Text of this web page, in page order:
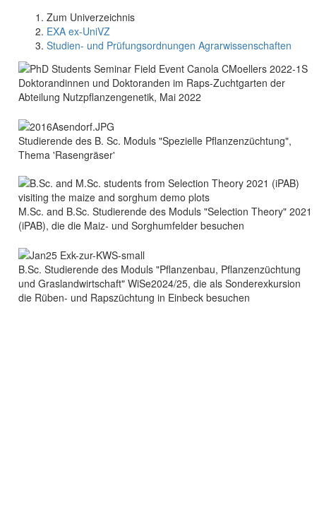
Zum Univerzeichnis
EXA ex-UniVZ
Studien- und Prüfungsordnungen Agrarwissenschaften
Doktorandinnen und Doktoranden im Raps-Zuchtgarten der
Abteilung Nutzpflanzengenetik, Mai 2022
Studierende des B. Sc. Moduls "Spezielle Pflanzenzüchtung",
Thema 'Rasengräser'
M.Sc. and B.Sc. Studierende des Moduls "Selection Theory" 2021
(iPAB), die die Maiz- und Sorghumfelder besuchen
B.Sc. Studierende des Moduls "Pflanzenbau, Pflanzenzüchtung
und Graslandwirtschaft" WiSe2024/25, die als Sonderexkursion
die Rüben- und Rapszüchtung in Einbeck besuchen